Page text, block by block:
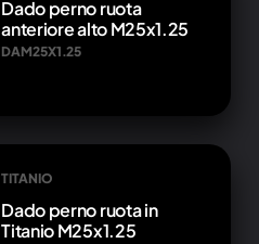
Dado perno ruota
anteriore alto M25x1.25
DAM25X1.25
TITANIO
Dado perno ruota in
Titanio M25x1.25